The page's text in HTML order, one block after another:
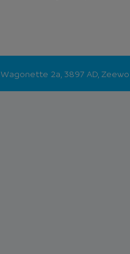
Wagonette 2a, 3897 AD,